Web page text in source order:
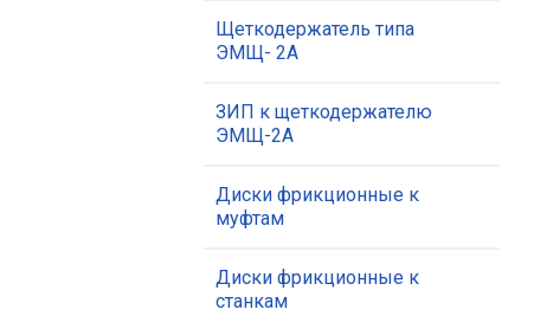
Щеткодержатель типа
ЭМЩ- 2А
ЗИП к щеткодержателю
ЭМЩ-2А
Диски фрикционные к
муфтам
Диски фрикционные к
станкам